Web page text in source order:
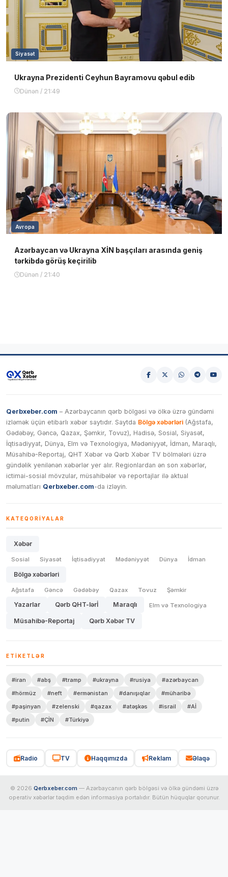
Siyasət
Ukrayna Prezidenti Ceyhun Bayramovu qəbul edib
Dünən / 21:49
Avropa
Azərbaycan və Ukrayna XİN başçıları arasında geniş
tərkibdə görüş keçirilib
Dünən / 21:40
Qerbxeber.com – Azərbaycanın qərb bölgəsi və ölkə üzrə gündəmi
izləmək üçün etibarlı xəbər saytıdır. Saytda Bölgə xəbərləri (Ağstafa,
Gədəbəy, Gəncə, Qazax, Şəmkir, Tovuz), Hadisə, Sosial, Siyasət,
İqtisadiyyat, Dünya, Elm və Texnologiya, Mədəniyyət, İdman, Maraqlı,
Müsahibə-Reportaj, QHT Xəbər və Qərb Xəbər TV bölmələri üzrə
gündəlik yenilənən xəbərlər yer alır. Regionlardan ən son xəbərlər,
ictimai-sosial mövzular, müsahibələr və reportajlar ilə aktual
məlumatları Qerbxeber.com-da izləyin.
KATEQORIYALAR
Xəbər
Sosial Siyasət İqtisadiyyat Mədəniyyət Dünya İdman
Bölgə xəbərləri
Ağstafa Gəncə Gədəbəy Qazax Tovuz Şəmkir
Yazarlar Qərb QHT-lərİ Maraqlı Elm və Texnologiya
Müsahibə-Reportaj Qərb Xəbər TV
ETIKETLƏR
#iran #abş #tramp #ukrayna #rusiya
#azərbaycan
#hörmüz
#neft #ermənistan #danışıqlar
#müharibə
#paşinyan
#zelenski #qazax #atəşkəs #israil
#Aİ
#putin
#ÇİN #Türkiyə
Radio TV Haqqımızda Reklam Əlaqə
© 2026 Qerbxeber.com — Azərbaycanın qərb bölgəsi və ölkə gündəmi üzrə
operativ xəbərlər təqdim edən informasiya portalıdır. Bütün hüquqlar qorunur.